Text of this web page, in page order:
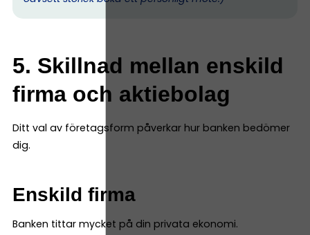
5. Skillnad mellan enskild
firma och aktiebolag
Ditt val av företagsform påverkar hur banken bedömer
dig.
Enskild firma
Banken tittar mycket på din privata ekonomi.